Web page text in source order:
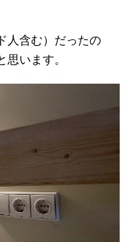
人含む）だったの
います。